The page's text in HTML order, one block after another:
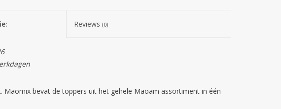
Reviews(0)
Maomix bevat de toppers uit het gehele Maoam assortiment in één